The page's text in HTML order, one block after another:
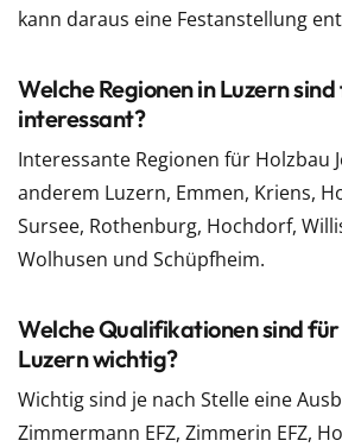
kann daraus eine Festanstellung
Welche Regionen in Luzern
interessant?
Interessante Regionen für Holzbau
anderem Luzern, Emmen, Kriens,
Sursee, Rothenburg, Hochdorf,
Wolhusen und Schüpfheim.
Welche Qualifikationen sind für
Luzern wichtig?
Wichtig sind je nach Stelle eine
Zimmermann EFZ, Zimmerin EFZ,